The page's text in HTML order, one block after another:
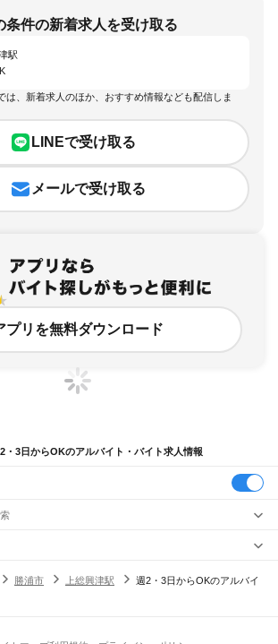
条件の新着求人を受け取る
駅
は、新着求人のほか、おすすめ情報なども配信しま
LINEで受け取る
メールで受け取る
プリを無料ダウンロード
・3日からOKのアルバイト・バイト求人情報
勝浦市 上総興津駅
週2・3日からOKのアルバイ